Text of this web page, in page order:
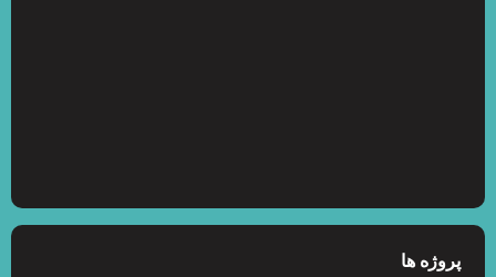
پروژه ها